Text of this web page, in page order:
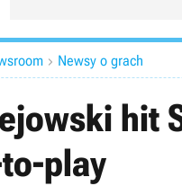
 Newsy o grach
hit
play